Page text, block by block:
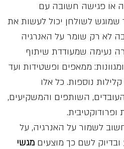
או פגישה חשובה עם
שמוגש לשולחן יכול לעשות את
לא רק שומר על האנרגיה
נעימה שמעודדת שיתוף
ממאפים ופשטידות ועד
נוספות. כל אלו
השותפים והמשקיעים,
ופרודוקטיבית.
לשמור על האנרגיה, על
ובדיוק לשם כך מוצעים מגשי